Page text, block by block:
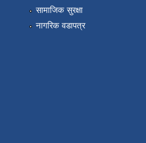
सामाजिक सुरक्षा
नागरिक वडापत्र